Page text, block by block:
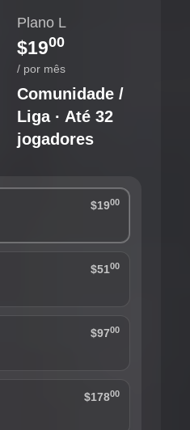
Plano L
$1900
/ por mês
Comunidade /
Liga · Até 32
jogadores
$1900
$5100
$9700
$17800